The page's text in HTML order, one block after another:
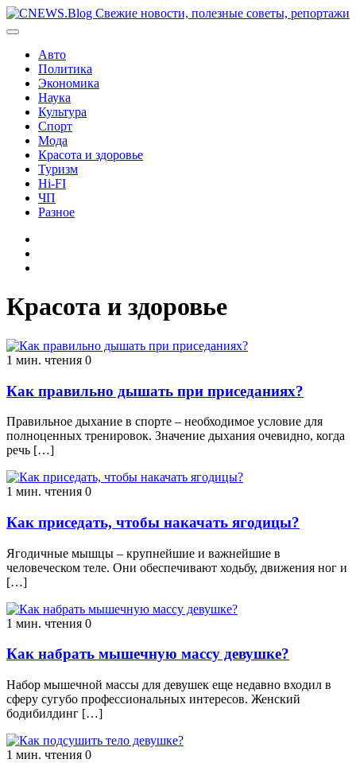
Перейти
к
Авто
Политика
Экономика
Наука
Культура
Спорт
Мода
Красота и здоровье
Туризм
Hi-FI
ЧП
Разное
Красота и здоровье
1 мин. чтения 0
Как правильно дышать при приседаниях?
Правильное дыхание в спорте – необходимое условие для
полноценных тренировок. Значение дыхания очевидно, когда
речь […]
1 мин. чтения 0
Как приседать, чтобы накачать ягодицы?
Ягодичные мышцы – крупнейшие и важнейшие в
человеческом теле. Они обеспечивают ходьбу, движения ног и
[…]
1 мин. чтения 0
Как набрать мышечную массу девушке?
Набор мышечной массы для девушек еще недавно входил в
сферу сугубо профессиональных интересов. Женский
бодибилдинг […]
1 мин. чтения 0